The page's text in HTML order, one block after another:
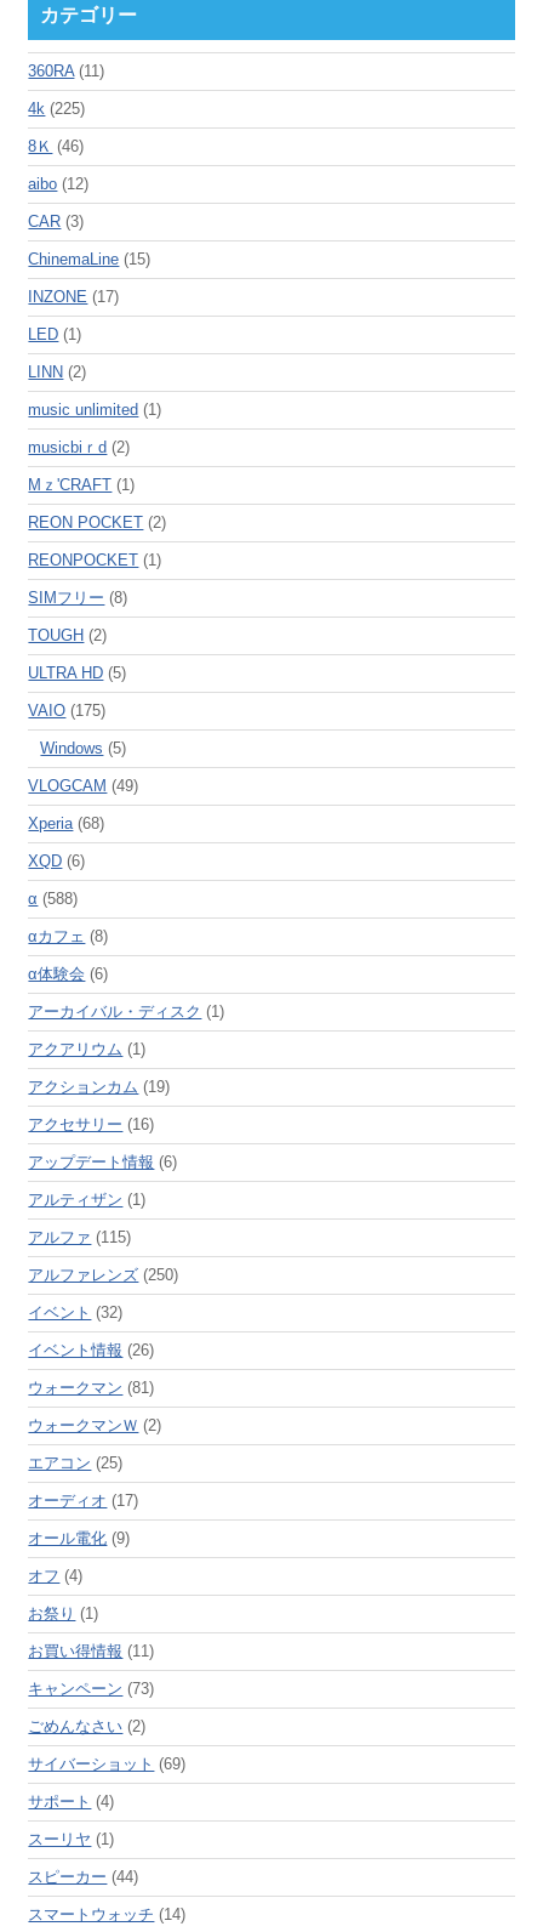
カテゴリー
360RA(11)
4k (225)
8Ｋ (46)
aibo (12)
CAR (3)
ChinemaLine (15)
INZONE (17)
LED (1)
LINN (2)
music unlimited (1)
musicbiｒd (2)
Mｚ'CRAFT (1)
REON POCKET (2)
REONPOCKET (1)
SIMフリー (8)
TOUGH (2)
ULTRA HD (5)
VAIO (175)
Windows (5)
VLOGCAM (49)
Xperia(68)
XQD (6)
α (588)
αカフェ (8)
α体験会 (6)
アーカイバル・ディスク (1)
アクアリウム (1)
アクションカム (19)
アクセサリー (16)
アップデート情報 (6)
アルティザン (1)
アルファ (115)
アルファレンズ (250)
イベント (32)
イベント情報 (26)
ウォークマン (81)
ウォークマンＷ (2)
エアコン (25)
オーディオ (17)
オール電化 (9)
オフ (4)
お祭り (1)
お買い得情報 (11)
キャンペーン (73)
ごめんなさい (2)
サイバーショット (69)
サポート (4)
スーリヤ (1)
スピーカー (44)
スマートウォッチ (14)